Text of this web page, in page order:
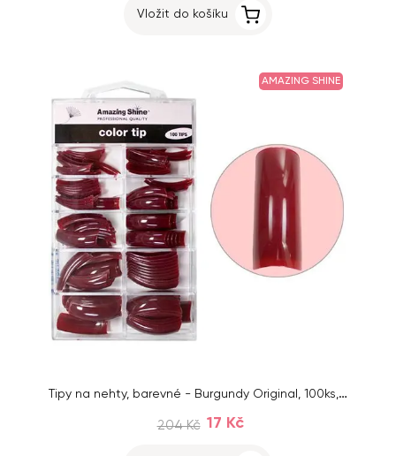
Vložit do košíku
AMAZING SHINE
Tipy na nehty, barevné - Burgundy Original, 100ks, č.1 - 10
204 Kč 17 Kč